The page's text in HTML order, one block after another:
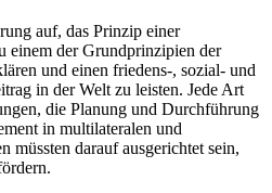
auf, das Prinzip einer
einem der Grundprinzipien der
und einen friedens-, sozial- und
in der Welt zu leisten. Jede Art
die Planung und Durchführung
in multilateralen und
müssten darauf ausgerichtet sein,